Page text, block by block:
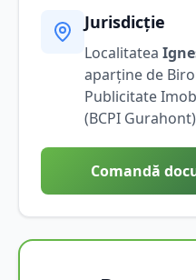
Jurisdicție
Localitatea
aparține de
Publicitate
(BCPI Gurahont
Comandă